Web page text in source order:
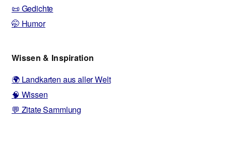
📜 Gedichte
🤭 Humor
Wissen & Inspiration
🌍 Landkarten aus aller Welt
🧠 Wissen
💬 Zitate Sammlung